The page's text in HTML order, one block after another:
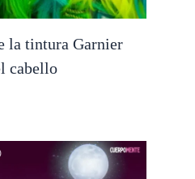
la tintura Garnier
cabello